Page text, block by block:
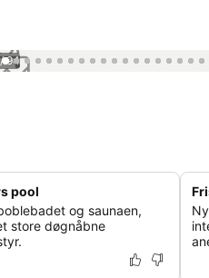
94
pool
og saunaen,
store døgnåbne